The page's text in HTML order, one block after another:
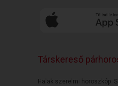
Társkereső
Halak szerelmi horoszkóp